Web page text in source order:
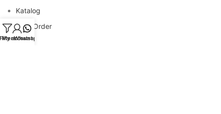
Katalog
Cara Order
Blog
My account
Whatsapp